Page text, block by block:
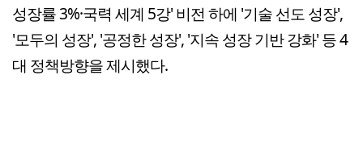
성장률 3%·국력 세계 5강' 비전 하에 '기술 선도 성장',
'모두의 성장', '공정한 성장', '지속 성장 기반 강화' 등 4
대 정책방향을 제시했다.